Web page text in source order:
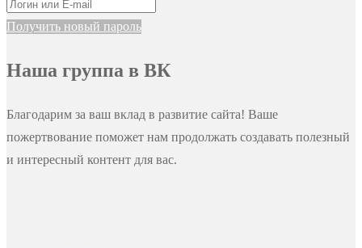
Получить новый пароль
Наша группа в ВК
Благодарим за ваш вклад в развитие сайта! Ваше
пожертвование поможет нам продолжать создавать полезный
и интересный контент для вас.